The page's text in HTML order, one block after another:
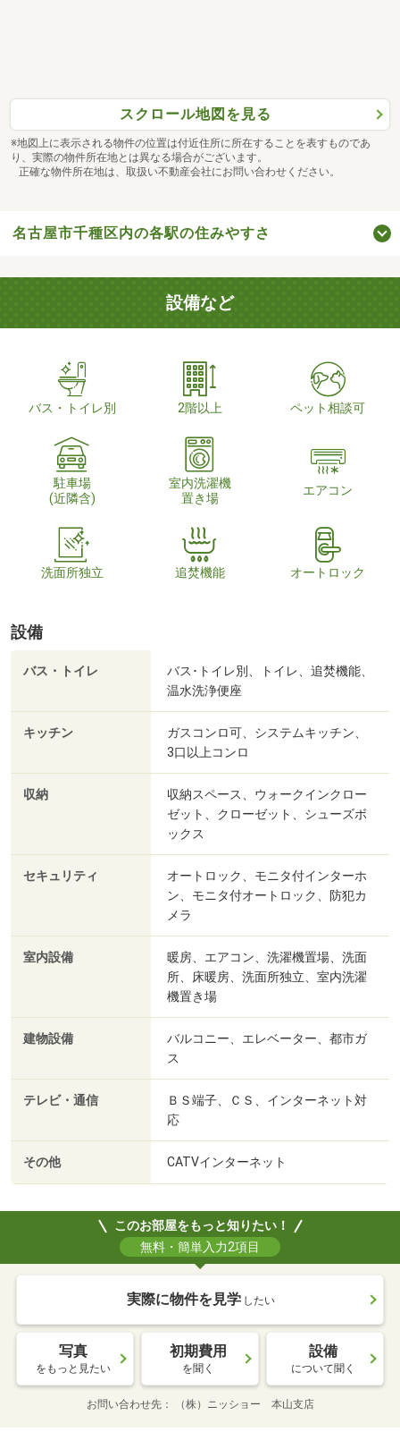
スクロール地図を見る
※地図上に表示される物件の位置は付近住所に所在することを表すものであ
り、実際の物件所在地とは異なる場合がございます。
正確な物件所在地は、取扱い不動産会社にお問い合わせください。
名古屋市千種区内の各駅の住みやすさ
設備など
バス・トイレ別 2階以上 ペット相談可
駐車場
(近隣含)
室内洗濯機
置き場
エアコン
洗面所独立 追焚機能 オートロック
設備
バス・トイレ
バス･トイレ別、トイレ、追焚機能、
温水洗浄便座
キッチン
ガスコンロ可、システムキッチン、
3口以上コンロ
収納
収納スペース、ウォークインクロー
ゼット、クローゼット、シューズボ
ックス
セキュリティ
オートロック、モニタ付インターホ
ン、モニタ付オートロック、防犯カ
メラ
室内設備
暖房、エアコン、洗濯機置場、洗面
所、床暖房、洗面所独立、室内洗濯
機置き場
建物設備
バルコニー、エレベーター、都市ガ
ス
テレビ・通信
ＢＳ端子、ＣＳ、インターネット対
応
その他 CATVインターネット
このお部屋をもっと知りたい！
無料・簡単入力2項目
実際に物件を見学 したい
写真
をもっと見たい
初期費用
を聞く
設備
について聞く
お問い合わせ先 （株）ニッショー 本山支店